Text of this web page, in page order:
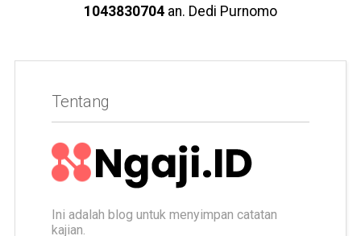
1043830704 an. Dedi Purnomo
Tentang
Ini adalah blog untuk menyimpan catatan
kajian.